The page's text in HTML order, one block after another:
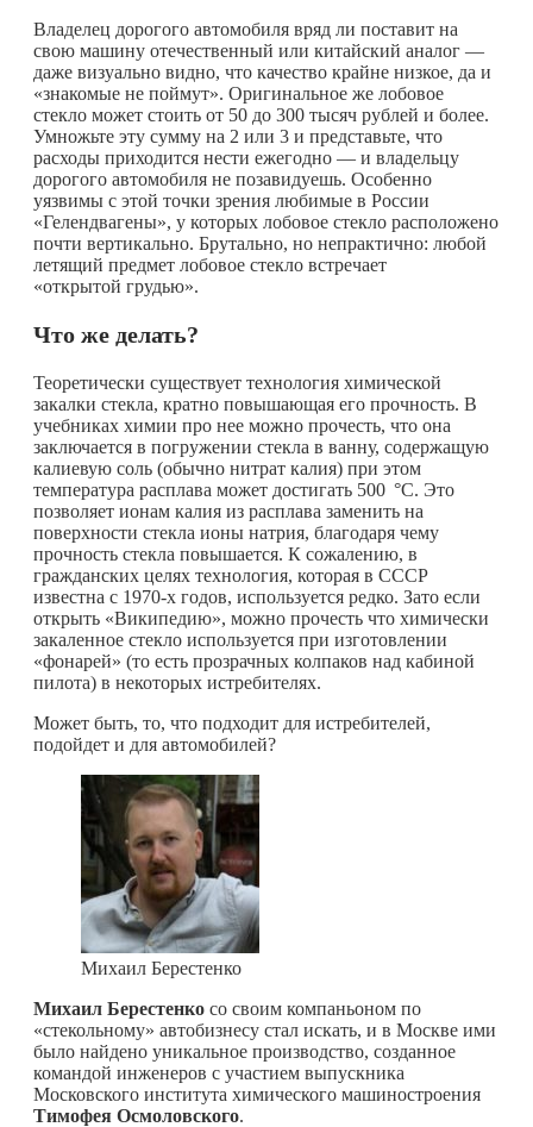
Владелец дорогого автомобиля вряд ли поставит на
свою машину отечественный или китайский аналог —
даже визуально видно, что качество крайне низкое, да и
«знакомые не поймут». Оригинальное же лобовое
стекло может стоить от 50 до 300 тысяч рублей и более.
Умножьте эту сумму на 2 или 3 и представьте, что
расходы приходится нести ежегодно — и владельцу
дорогого автомобиля не позавидуешь. Особенно
уязвимы с этой точки зрения любимые в России
«Гелендвагены», у которых лобовое стекло расположено
почти вертикально. Брутально, но непрактично: любой
летящий предмет лобовое стекло встречает
«открытой грудью».
Что же делать?
Теоретически существует технология химической
закалки стекла, кратно повышающая его прочность. В
учебниках химии про нее можно прочесть, что она
заключается в погружении стекла в ванну, содержащую
калиевую соль (обычно нитрат калия) при этом
температура расплава может достигать 500 °C. Это
позволяет ионам калия из расплава заменить на
поверхности стекла ионы натрия, благодаря чему
прочность стекла повышается. К сожалению, в
гражданских целях технология, которая в СССР
известна с 1970-х годов, используется редко. Зато если
открыть «Википедию», можно прочесть что химически
закаленное стекло используется при изготовлении
«фонарей» (то есть прозрачных колпаков над кабиной
пилота) в некоторых истребителях.
Может быть, то, что подходит для истребителей,
подойдет и для автомобилей?
Михаил Берестенко
Михаил Берестенко со своим компаньоном по
«стекольному» автобизнесу стал искать, и в Москве ими
было найдено уникальное производство, созданное
командой инженеров с участием выпускника
Московского института химического машиностроения
Тимофея Осмоловского.